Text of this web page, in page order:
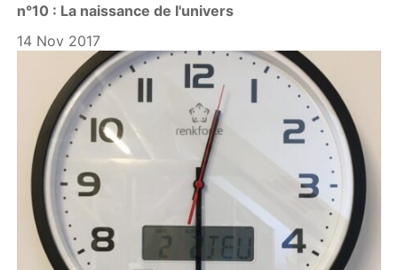
a
y
n°10 : La naissance de l'univers
14 Nov 2017